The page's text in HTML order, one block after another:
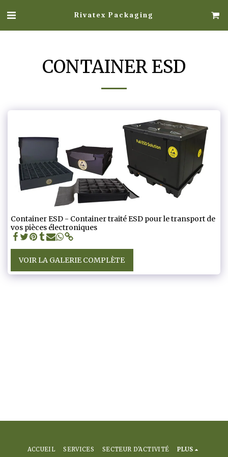
Rivatex Packaging
CONTAINER ESD
Container ESD - Container traité ESD pour le transport de
vos pièces électroniques
VOIR LA GALERIE COMPLÈTE
ACCUEIL SERVICES SECTEUR D'ACTIVITÉ PLUS